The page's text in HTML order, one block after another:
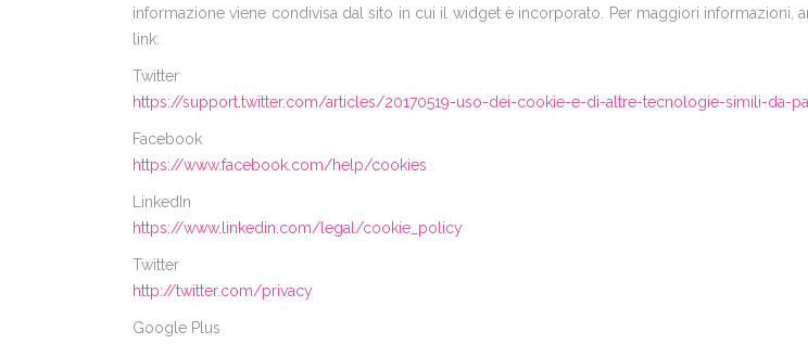
informazione viene condivisa dal sito in cui il widget è incorporato. Per maggiori informazioni,
link:
Twitter
https://support.twitter.com/articles/20170519-uso-dei-cookie-e-di-altre-tecnologie-simili-da-
Facebook
https://www.facebook.com/help/cookies
LinkedIn
https://www.linkedin.com/legal/cookie_policy
Twitter
http://twitter.com/privacy
Google Plus